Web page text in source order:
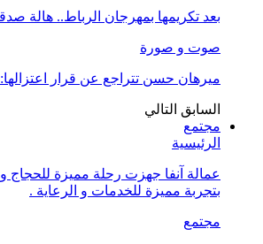
بعد تكريمها بمهرجان الرباط.. هالة
صوت و صورة
ميرهان حسن تتراجع عن قرار
السابق التالي
مجتمع
الرئيسية
عمالة آنفا جهزت رحلة مميزة للحجاج
بتجربة مميزة للخدمات و الرعاية .
مجتمع